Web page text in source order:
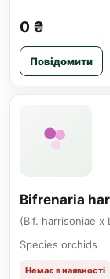
0 ₴
Повідомити
Bifrenaria
(Bif. harrisoniae x
Species orchids
Немає в наявності